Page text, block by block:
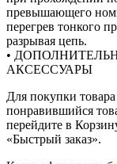
превышающего
перегрев тонкого
разрывая цепь.
•
АКСЕССУАРЫ
Для покупки
понравившийся
перейдите в
«Быстрый заказ».